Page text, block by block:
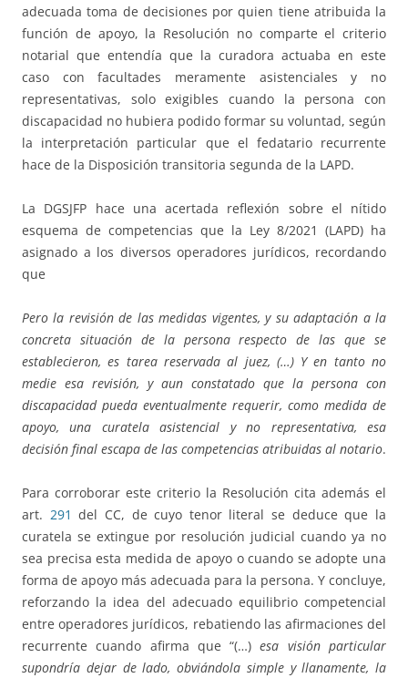
adecuada toma de decisiones por quien tiene atribuida la
función de apoyo, la Resolución no comparte el criterio
notarial que entendía que la curadora actuaba en este
caso con facultades meramente asistenciales y no
representativas, solo exigibles cuando la persona con
discapacidad no hubiera podido formar su voluntad, según
la interpretación particular que el fedatario recurrente
hace de la Disposición transitoria segunda de la LAPD.
La DGSJFP hace una acertada reflexión sobre el nítido
esquema de competencias que la Ley 8/2021 (LAPD) ha
asignado a los diversos operadores jurídicos, recordando
que
Pero la revisión de las medidas vigentes, y su adaptación a la
concreta situación de la persona respecto de las que se
establecieron, es tarea reservada al juez, (…) Y en tanto no
medie esa revisión, y aun constatado que la persona con
discapacidad pueda eventualmente requerir, como medida de
apoyo, una curatela asistencial y no representativa, esa
decisión final escapa de las competencias atribuidas al notario.
Para corroborar este criterio la Resolución cita además el
art. 291 del CC, de cuyo tenor literal se deduce que la
curatela se extingue por resolución judicial cuando ya no
sea precisa esta medida de apoyo o cuando se adopte una
forma de apoyo más adecuada para la persona. Y concluye,
reforzando la idea del adecuado equilibrio competencial
entre operadores jurídicos, rebatiendo las afirmaciones del
recurrente cuando afirma que “(…)esa visión particular
supondría dejar de lado, obviándola simple y llanamente, la